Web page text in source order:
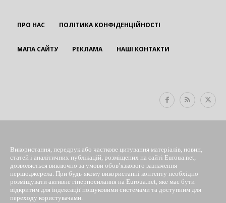
ПРО НАС ПОЛІТИКА КОНФІДЕНЦІЙНОСТІ
МАПА САЙТУ РЕКЛАМА НАШІ КОНТАКТИ
Використання, передрук або часткове цитування матеріалів, новин,
статей і аналітичних публікацій, розміщених на сайті Euroua.net,
дозволяється виключно за умови обов’язкового зазначення
першоджерела. При будь-якому використанні контенту необхідно
розміщувати активне гіперпосилання на Euroua.net, яке має бути
відкритим для індексації пошуковими системами та доступним для
переходу користувачами.